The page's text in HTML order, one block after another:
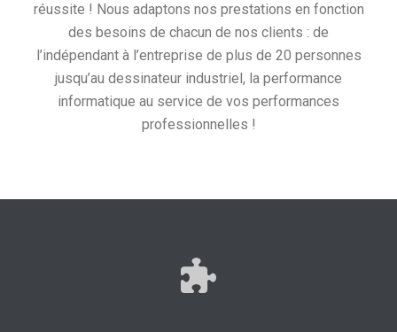
réussite ! Nous adaptons nos prestations en fonction
des besoins de chacun de nos clients : de
l’indépendant à l’entreprise de plus de 20 personnes
jusqu’au dessinateur industriel, la performance
informatique au service de vos performances
professionnelles !